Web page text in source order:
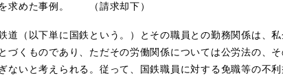
求めた事例。 （請求却下）
道（以下単に国鉄という。）とその職員との勤務関係は、
づくものであり、ただその労働関係については公労法の、
ないと考えられる。従って、国鉄職員に対する免職等の不